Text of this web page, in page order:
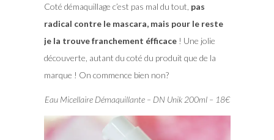
Coté démaquillage c’est pas mal du tout, pas
radical contre le mascara, mais pour le reste
je la trouve franchement éfficace! Une jolie
découverte, autant du coté du produit que de la
marque ! On commence bien non?
Eau Micellaire Démaquillante – DN Unik 200ml – 18€